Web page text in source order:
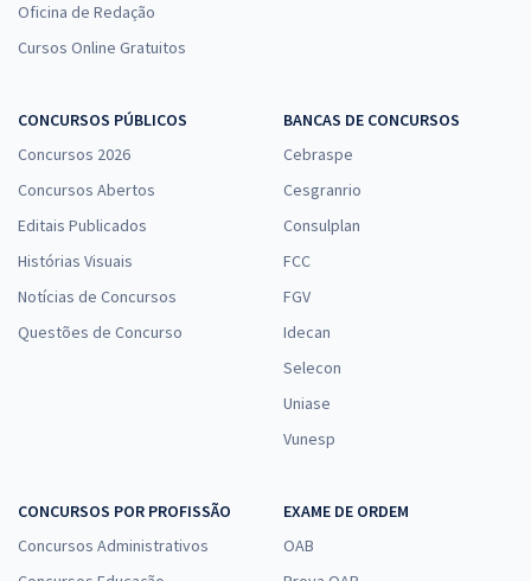
Oficina de Redação
Cursos Online Gratuitos
CONCURSOS PÚBLICOS
Concursos 2026
Concursos Abertos
Editais Publicados
Histórias Visuais
Notícias de Concursos
Questões de Concurso
BANCAS DE CONCURSOS
Cebraspe
Cesgranrio
Consulplan
FCC
FGV
Idecan
Selecon
Uniase
Vunesp
CONCURSOS POR PROFISSÃO
Concursos Administrativos
EXAME DE ORDEM
OAB